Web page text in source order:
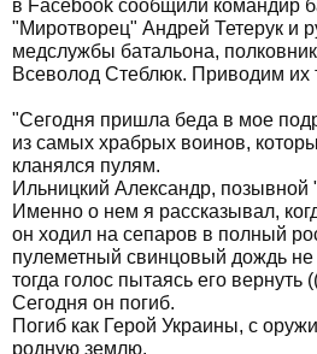
в Facebook сообщили командир
"Миротворец" Андрей Тетерук и
медслужбы батальона,
Всеволод Стеблюк. Приводим их
"Сегодня пришла беда в мое
из самых храбрых воинов,
кланялся пулям.
Ильницкий Александр, позывной
Именно о нем я рассказывал,
он ходил на сепаров в полный
пулеметный свинцовый дождь не
тогда голос пытаясь его вернуть
Сегодня он погиб.
Погиб как Герой Украины, с
родную землю.